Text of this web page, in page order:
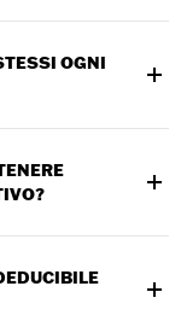
l'emissione, anche
OGNI
Aggiorneremo il
né utilizzati